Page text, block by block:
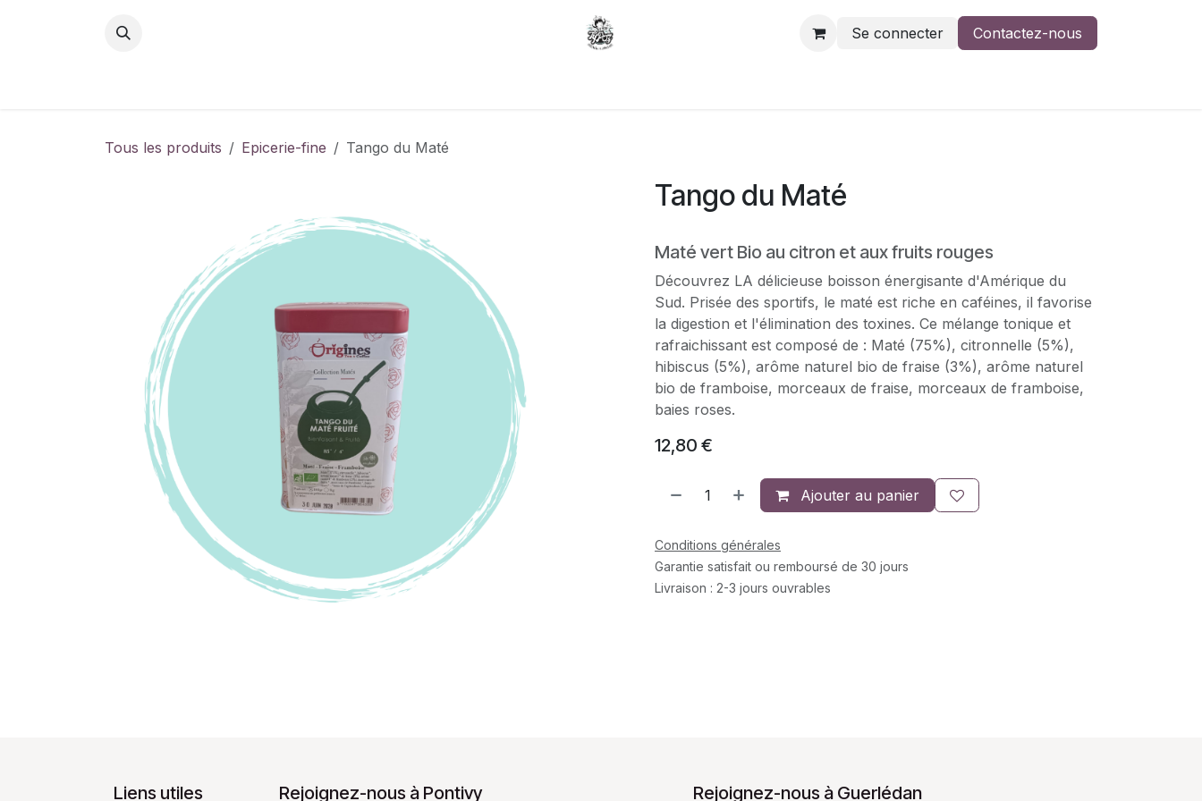
Se connecter
Contactez-nous
Tous les produits Epicerie-fine Tango du Maté
Tango du Maté
Maté vert Bio au citron et aux fruits rouges
Découvrez LA délicieuse boisson énergisante d'Amérique du
Sud. Prisée des sportifs, le maté est riche en caféines, il favorise
la digestion et l'élimination des toxines. Ce mélange tonique et
rafraichissant est composé de : Maté (75%), citronnelle (5%),
hibiscus (5%), arôme naturel bio de fraise (3%), arôme naturel
bio de framboise, morceaux de fraise, morceaux de framboise,
baies roses.
12,80 €
Ajouter au panier
Conditions générales
Garantie satisfait ou remboursé de 30 jours
Livraison : 2-3 jours ouvrables
Liens utiles Rejoignez-nous à Guerlédan
Rejoignez-nous à Pontivy